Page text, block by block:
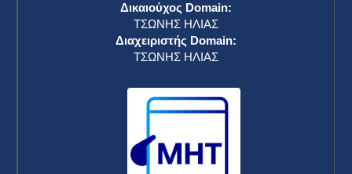
Δικαιούχος Domain:
ΤΣΩΝΗΣ ΗΛΙΑΣ
Διαχειριστής Domain:
ΤΣΩΝΗΣ ΗΛΙΑΣ